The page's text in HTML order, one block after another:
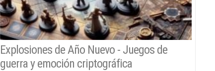
Explosiones de Año Nuevo - Juegos de
guerra y emoción criptográfica